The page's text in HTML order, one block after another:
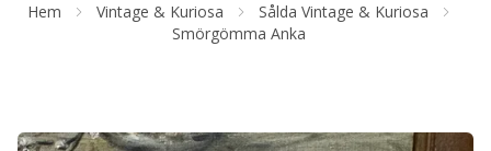
Hem Vintage & Kuriosa
Sålda Vintage & Kuriosa
Smörgömma Anka